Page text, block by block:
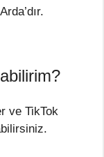
ve TikTok